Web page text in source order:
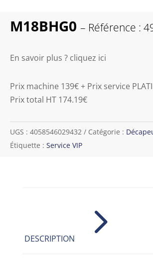
M18BHG0 – Référence :
En savoir plus ? cliquez ici
Prix machine 139€ + Prix service
Prix total HT 174.19€
UGS : 4058546029432 Catégorie :
Étiquette : Service VIP
DESCRIPTION 5